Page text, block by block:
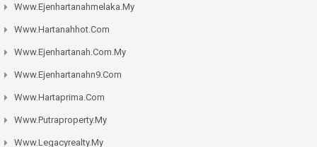
Www.ejenhartanahmelaka.my
Www.hartanahhot.com
Www.ejenhartanah.com.my
Www.ejenhartanahn9.com
Www.hartaprima.com
Www.putraproperty.my
Www.legacyrealty.my